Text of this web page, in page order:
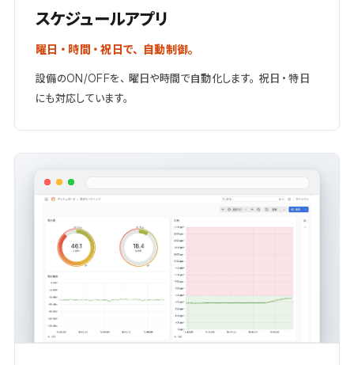
スケジュールアプリ
曜日・時間・祝日で、自動制御。
設備のON/OFFを、曜日や時間で自動化します。祝日・特日
にも対応しています。